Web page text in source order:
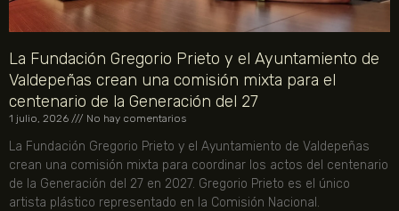
La Fundación Gregorio Prieto y el Ayuntamiento de
Valdepeñas crean una comisión mixta para el
centenario de la Generación del 27
1 julio, 2026 No hay comentarios
La Fundación Gregorio Prieto y el Ayuntamiento de Valdepeñas
crean una comisión mixta para coordinar los actos del centenario
de la Generación del 27 en 2027. Gregorio Prieto es el único
artista plástico representado en la Comisión Nacional.